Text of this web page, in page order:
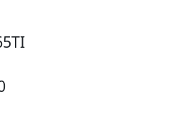
кожуха